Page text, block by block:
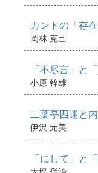
カントの「存
岡林 克己
「不尽言」と
小原 幹雄
二葉亭四迷と
伊沢 元美
「にして」と